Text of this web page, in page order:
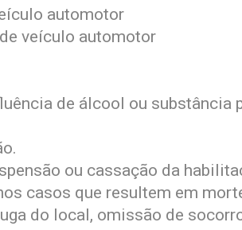
automotor
veículo automotor
de álcool ou substância
ou cassação da
casos que resultem em
do local, omissão de